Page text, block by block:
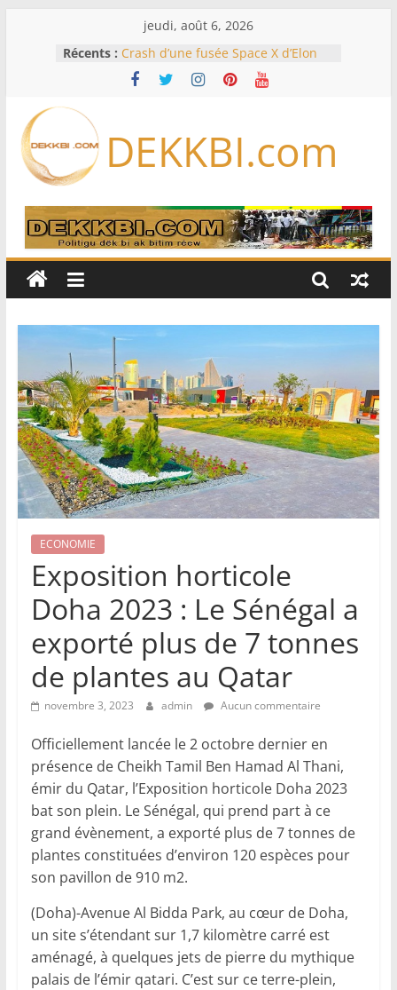
jeudi, août 6, 2026
Récents : Crash d’une fusée Space X d’Elon
Musk sur la Lune: entre pollution
spatiale et ouverture sur la
Diallo devrait assurer l’intérim des
Lions en septembre
sélectionneurs sur 10 déjà partis
Sécheresse: Faut-il stocker l’eau?
À Ceuta, le bilan des morts monte à
75 côté espagnol, 11 côté marocain
DEKKBI.com
ECONOMIE
Exposition horticole
Doha 2023 : Le Sénégal a
exporté plus de 7 tonnes
de plantes au Qatar
novembre 3, 2023 admin Aucun commentaire
Officiellement lancée le 2 octobre dernier en
présence de Cheikh Tamil Ben Hamad Al Thani,
émir du Qatar, l’Exposition horticole Doha 2023
bat son plein. Le Sénégal, qui prend part à ce
grand évènement, a exporté plus de 7 tonnes de
plantes constituées d’environ 120 espèces pour
son pavillon de 910 m2.
(Doha)-Avenue Al Bidda Park, au cœur de Doha,
un site s’étendant sur 1,7 kilomètre carré est
aménagé, à quelques jets de pierre du mythique
palais de l’émir qatari. C’est sur ce terre-plein,